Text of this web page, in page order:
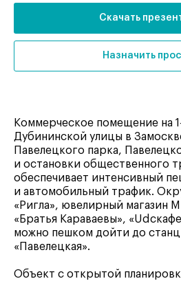
Скачать
Назначить
Коммерческое помещение на
Дубининской улицы в
Павелецкого парка,
и остановки общественного
обеспечивает интенсивный
и автомобильный трафик.
«Ригла», ювелирный магазин
«Братья Караваевы»,
можно пешком дойти до
«Павелецкая».
Объект с открытой